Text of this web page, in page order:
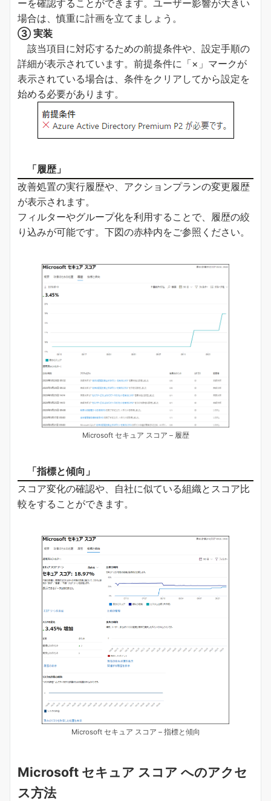
ーを確認することができます。ユーザー影響が大きい
場合は、慎重に計画を立てましょう。
③ 実装
該当項目に対応するための前提条件や、設定手順の
詳細が表示されています。前提条件に「×」マークが
表示されている場合は、条件をクリアしてから設定を
始める必要があります。
「履歴」
改善処置の実行履歴や、アクションプランの変更履歴
が表示されます。
フィルターやグループ化を利用することで、履歴の絞
り込みが可能です。下図の赤枠内をご参照ください。
Microsoft セキュア スコア – 履歴
「指標と傾向」
スコア変化の確認や、自社に似ている組織とスコア比
較をすることができます。
Microsoft セキュア スコア – 指標と傾向
Microsoft セキュア スコア へのアクセ
ス方法